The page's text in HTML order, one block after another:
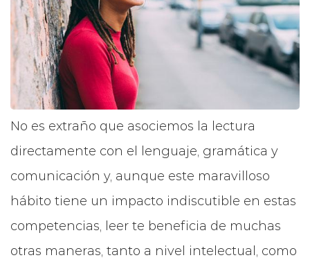
No es extraño que asociemos la lectura
directamente con el lenguaje, gramática y
comunicación y, aunque este maravilloso
hábito tiene un impacto indiscutible en estas
competencias, leer te beneficia de muchas
otras maneras, tanto a nivel intelectual, como